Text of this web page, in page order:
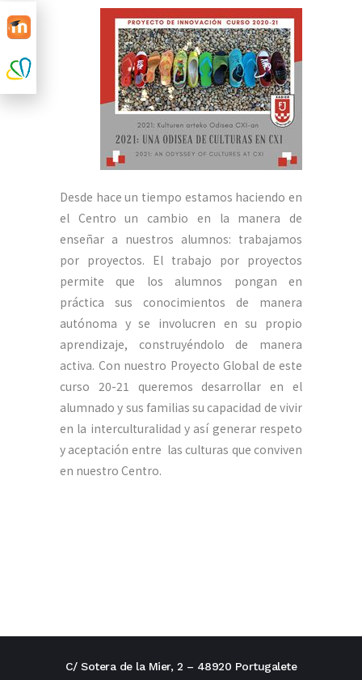
Desde hace un tiempo estamos haciendo en
el Centro un cambio en la manera de
enseñar a nuestros alumnos: trabajamos
por proyectos. El trabajo por proyectos
permite que los alumnos pongan en
práctica sus conocimientos de manera
autónoma y se involucren en su propio
aprendizaje, construyéndolo de manera
activa. Con nuestro Proyecto Global de este
curso 20-21 queremos desarrollar en el
alumnado y sus familias su capacidad de vivir
en la interculturalidad y así generar respeto
y aceptación entre las culturas que conviven
en nuestro Centro.
C/ Sotera de la Mier, 2 – 48920 Portugalete